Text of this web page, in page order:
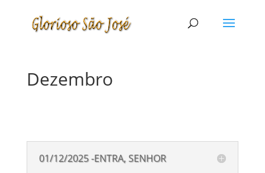
Dezembro
01/12/2025 -ENTRA, SENHOR